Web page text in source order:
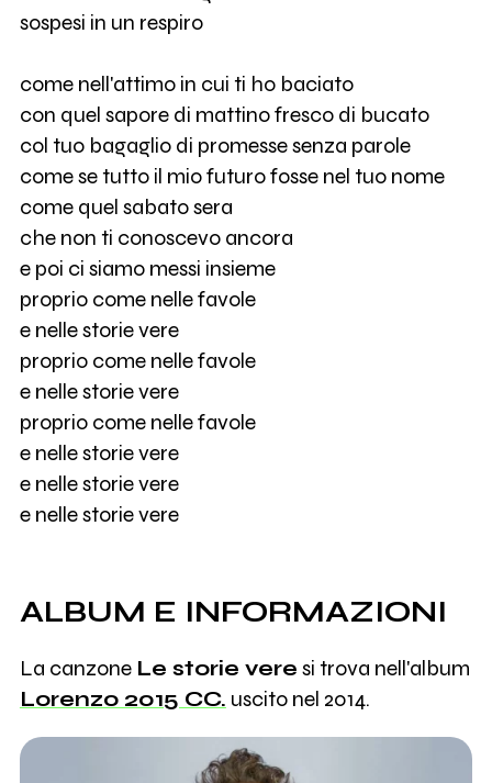
sospesi in un respiro
come nell'attimo in cui ti ho baciato
con quel sapore di mattino fresco di bucato
col tuo bagaglio di promesse senza parole
come se tutto il mio futuro fosse nel tuo nome
come quel sabato sera
che non ti conoscevo ancora
e poi ci siamo messi insieme
proprio come nelle favole
e nelle storie vere
proprio come nelle favole
e nelle storie vere
proprio come nelle favole
e nelle storie vere
e nelle storie vere
e nelle storie vere
ALBUM E INFORMAZIONI
La canzone Le storie vere si trova nell'album
Lorenzo 2015 CC. uscito nel 2014.